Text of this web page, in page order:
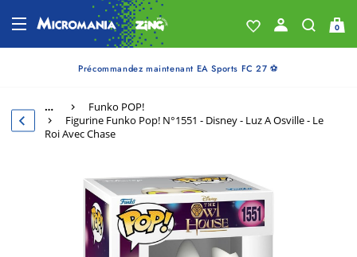
0
Précommandez maintenant EA Sports FC 27 ⚽
…
Funko POP!
Figurine Funko Pop! N°1551 - Disney - Luz A Osville - Le
Roi Avec Chase